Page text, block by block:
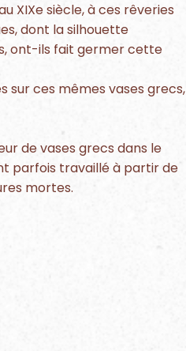
XIXe siècle, à ces rêveries
dont la silhouette
ont-ils fait germer cette
sur ces mêmes vases grecs,
de vases grecs dans le
parfois travaillé à partir de
mortes.